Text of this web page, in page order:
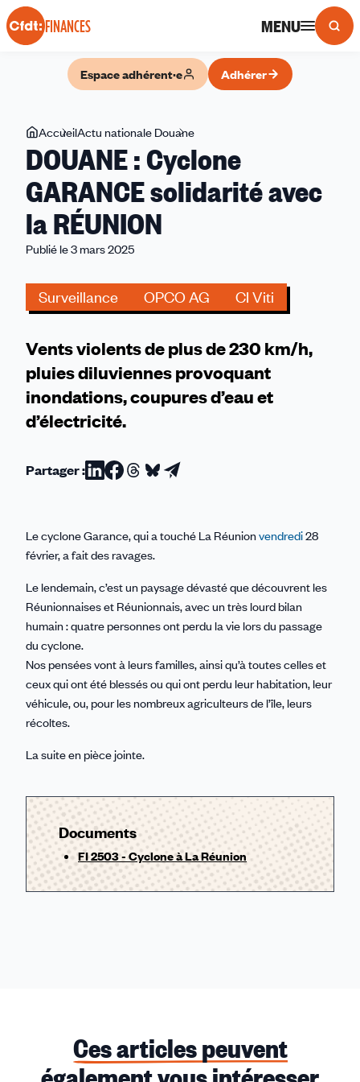
Panneau de gestion des cookies
FINANCES MENU
Espace adhérent·e Adhérer
Vous
êtes
ici
AccueilActu nationale Douane
Cyclone
GARANCE
DOUANE : Cyclone
GARANCE solidarité avec
la RÉUNION
Publié le 3 mars 2025
Surveillance OPCO AG CI Viti
Vents violents de plus de 230 km/h,
pluies diluviennes provoquant
inondations, coupures d’eau et
d’électricité.
Partager :Partager
Linkedin
Partager
Facebook
Partager
Threads
Partager
Bluesky
Partager
email
Le cyclone Garance, qui a touché La Réunionvendredi28
février, a fait des ravages.
Le lendemain, c’est un paysage dévasté que découvrent les
Réunionnaises et Réunionnais, avec un très lourd bilan
humain : quatre personnes ont perdu la vie lors du passage
du cyclone.
Nos pensées vont à leurs familles, ainsi qu’à toutes celles et
ceux qui ont été blessés ou qui ont perdu leur habitation, leur
véhicule, ou, pour les nombreux agriculteurs de l’île, leurs
récoltes.
La suite en pièce jointe.
Documents
FI 2503 - Cyclone à La Réunion
Ces articles peuvent